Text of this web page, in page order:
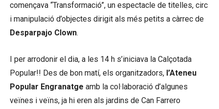
començava “Transformació”, un espectacle de titelles, circ
i manipulació d’objectes dirigit als més petits a càrrec de
Desparpajo Clown.
I per arrodonir el dia, a les 14 h s’iniciava la Calçotada
Popular!! Des de bon matí, els organitzadors, l’Ateneu
Popular Engranatge amb la col·laboració d’algunes
veïnes i veïns, ja hi eren als jardins de Can Farrero